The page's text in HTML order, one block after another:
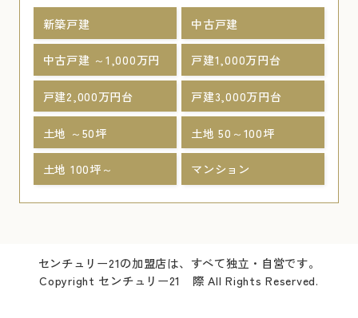
新築戸建 中古戸建
中古戸建 ～1,000万円 戸建1,000万円台
戸建2,000万円台 戸建3,000万円台
土地 ～50坪 土地 50～100坪
土地 100坪～ マンション
センチュリー21の加盟店は、すべて独立・自営です。
Copyright センチュリー21 際 All Rights Reserved.